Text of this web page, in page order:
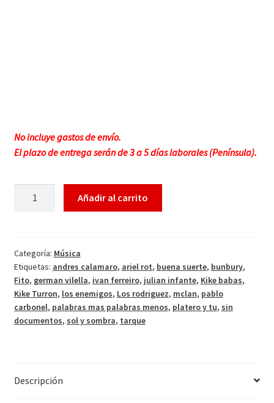
No incluye gastos de envío.
El plazo de entrega serán de 3 a 5 días laborales (Península).
Añadir al carrito
Categoría: Música
Etiquetas: andres calamaro, ariel rot, buena suerte, bunbury,
Fito, german vilella, ivan ferreiro, julian infante, Kike babas,
Kike Turron, los enemigos, Los rodriguez, mclan, pablo
carbonel, palabras mas palabras menos, platero y tu, sin
documentos, sol y sombra, tarque
Descripción